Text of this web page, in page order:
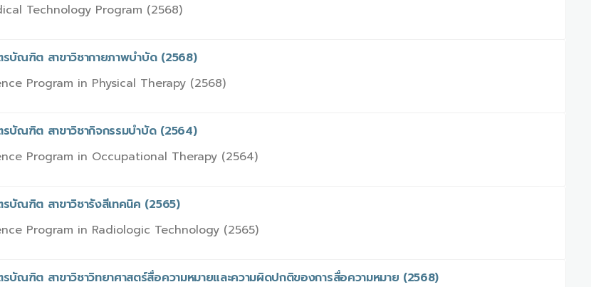
Technology Program (2568)
รบัณฑิต สาขาวิชากายภาพบำบัด (2568)
Program in Physical Therapy (2568)
รบัณฑิต สาขาวิชากิจกรรมบำบัด (2564)
Program in Occupational Therapy (2564)
บัณฑิต สาขาวิชารังสีเทคนิค (2565)
Program in Radiologic Technology (2565)
บัณฑิต สาขาวิชาวิทยาศาสตร์สื่อความหมายและความผิดปกติของการสื่อความหมาย (2568)